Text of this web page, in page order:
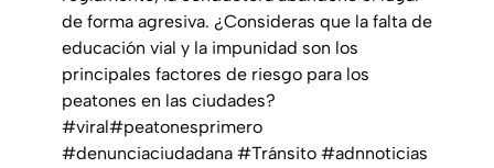
de forma agresiva. ¿Consideras que la falta de
educación vial y la impunidad son los
principales factores de riesgo para los
peatones en las ciudades?
#viral#peatonesprimero
#denunciaciudadana #Tránsito #adnnoticias